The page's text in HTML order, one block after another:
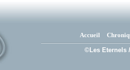
Accueil
©Les Eternels